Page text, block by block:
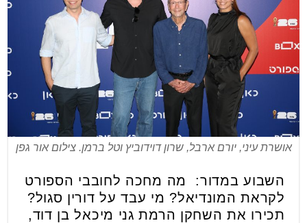
אושרת עיני, יורם ארבל, שרון דוידוביץ וטל ברמן. צילום אור גפן
השבוע במדור: מה מחכה לחובבי הספורט
לקראת המונדיאל? מי עבד על דורין סגול?
תכירו את השחקן הרמת גני מיכאל בן דוד,